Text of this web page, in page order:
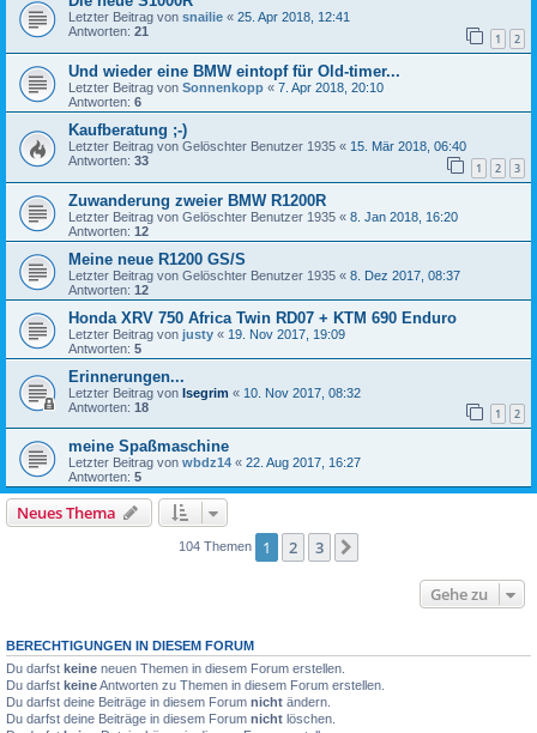
Letzter Beitrag von snailie « 25. Apr 2018, 12:41
Antworten: 21 1 2
Und wieder eine BMW eintopf für Old-timer...
Letzter Beitrag von Sonnenkopp « 7. Apr 2018, 20:10
Antworten: 6
Kaufberatung ;-)
Letzter Beitrag von Gelöschter Benutzer 1935 « 15. Mär 2018, 06:40
Antworten: 33 1 2 3
Zuwanderung zweier BMW R1200R
Letzter Beitrag von Gelöschter Benutzer 1935 « 8. Jan 2018, 16:20
Antworten: 12
Meine neue R1200 GS/S
Letzter Beitrag von Gelöschter Benutzer 1935 « 8. Dez 2017, 08:37
Antworten: 12
Honda XRV 750 Africa Twin RD07 + KTM 690 Enduro
Letzter Beitrag von justy « 19. Nov 2017, 19:09
Antworten: 5
Erinnerungen...
Letzter Beitrag von Isegrim « 10. Nov 2017, 08:32
Antworten: 18 1 2
meine Spaßmaschine
Letzter Beitrag von wbdz14 « 22. Aug 2017, 16:27
Antworten: 5
Neues Thema
104 Themen 1 2 3
Gehe zu
BERECHTIGUNGEN IN DIESEM FORUM
Du darfst keine neuen Themen in diesem Forum erstellen.
Du darfst keineAntworten zu Themen in diesem Forum erstellen.
Du darfst deine Beiträge in diesem Forum nicht ändern.
Du darfst deine Beiträge in diesem Forum nicht löschen.